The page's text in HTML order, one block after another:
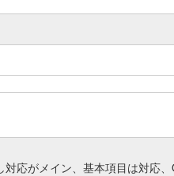
応がメイン、基本項目は対応